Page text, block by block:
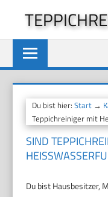
springen
Du bist hier:Start →
Teppichreiniger mit
SIND
Du bist Hausbesitzer,